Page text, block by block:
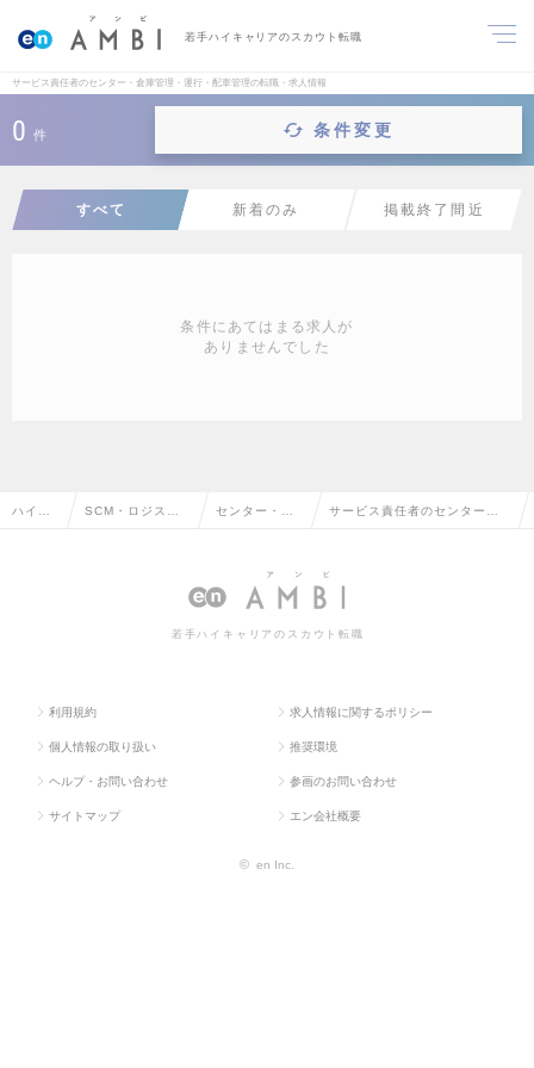
若手ハイキャリアのスカウト転職
サービス責任者のセンター・倉庫管理・運行・配車管理の転職・求人情報
0 件 条件変更
すべて 新着のみ 掲載終了間近
条件にあてはまる求人が
ありませんでした
ハイク SCM・ロジステ センター・倉
行・配車管理
サービス責任者のセンター・
転職・求人情報一覧
若手ハイキャリアのスカウト転職
利用規約 求人情報に関するポリシー
個人情報の取り扱い 推奨環境
ヘルプ・お問い合わせ 参画のお問い合わせ
サイトマップ エン会社概要
© en Inc.